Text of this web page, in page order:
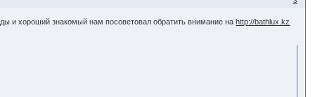
и хороший знакомый нам посоветовал обратить внимание наhttp://bathlux.kz